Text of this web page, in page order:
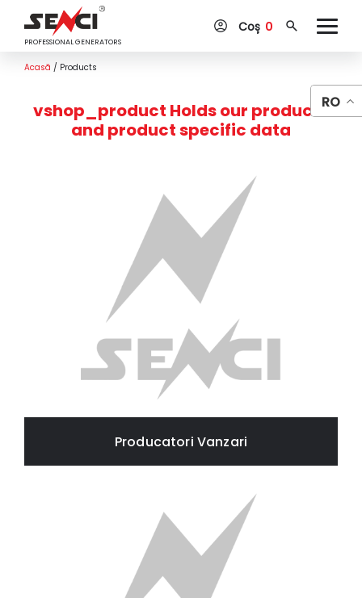
PROFESSIONAL GENERATORS
Coș 0
Acasă / Products
vshop_product Holds our products
and product specific data
Producatori Vanzari
RO